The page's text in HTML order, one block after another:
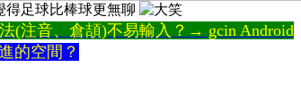
得足球比棒球更無聊
(注音、倉頡)不易輸入？→ gcin Android
的空間？